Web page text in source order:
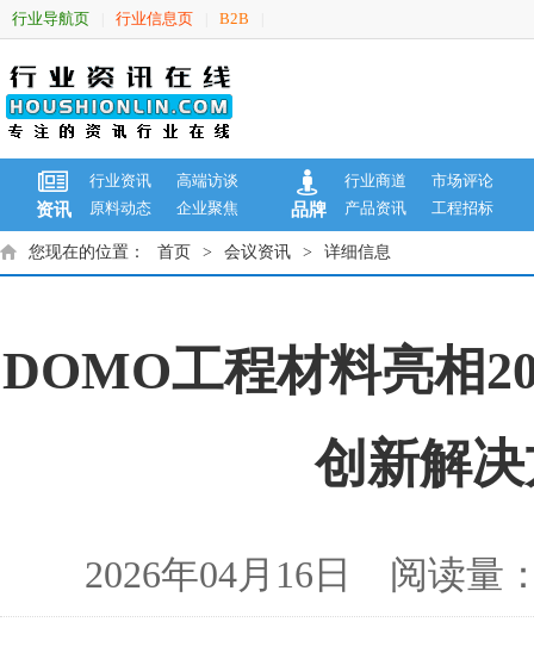
行业导航页 行业信息页 B2B
资讯
行业资讯
高端访谈
原料动态
企业聚焦 品牌
行业商道
市场评论
产品资讯
工程招标
您现在的位置： 首页 > 会议资讯 > 详细信息
DOMO工程材料亮相
创新解
2026年04月16日 阅读